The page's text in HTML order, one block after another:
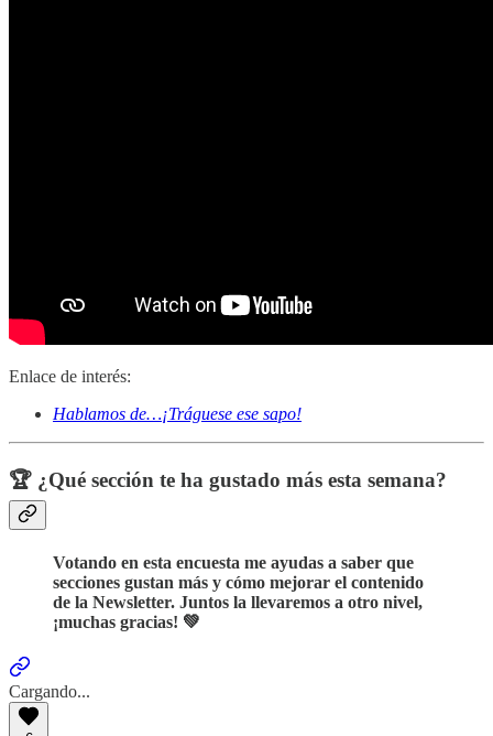
Enlace de interés:
Hablamos de…¡Tráguese ese sapo!
🏆 ¿Qué sección te ha gustado más esta semana?
Votando en esta encuesta me ayudas a saber que
secciones gustan más y cómo mejorar el contenido
de la Newsletter. Juntos la llevaremos a otro nivel,
¡muchas gracias! 💚
Cargando...